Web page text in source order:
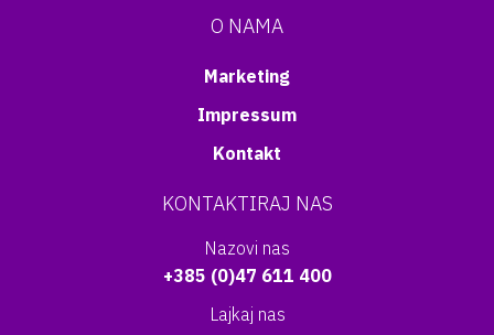
O NAMA
Marketing
Impressum
Kontakt
KONTAKTIRAJ NAS
Nazovi nas
+385 (0)47 611 400
Lajkaj nas